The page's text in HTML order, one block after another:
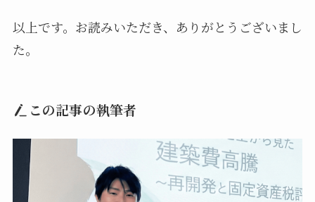
以上です。お読みいただき、ありがとうございまし
た。
この記事の執筆者